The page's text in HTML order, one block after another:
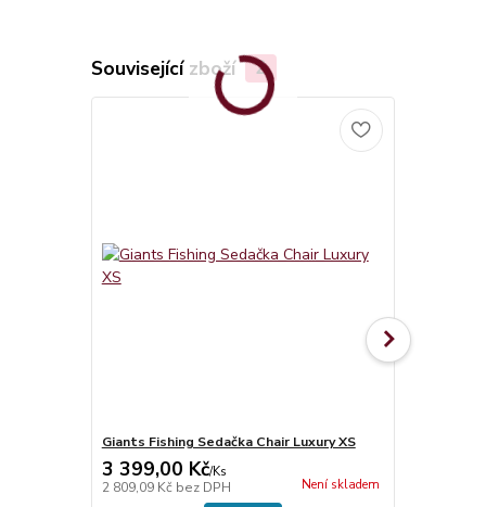
Související zboží 2
Giants Fishing Sedačka Chair Luxury XS
3 399,00 Kč/Ks
2 809,09 Kč bez DPH Není skladem